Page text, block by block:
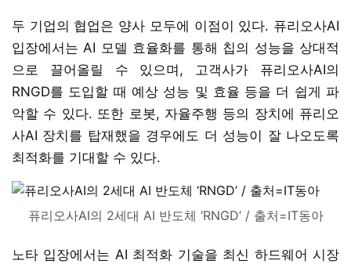
두 기업의 협업은 양사 모두에 이점이 있다. 퓨리오사AI
입장에서는 AI 모델 효율화를 통해 칩의 성능을 상대적
으로 끌어올릴 수 있으며, 고객사가 퓨리오사AI의
RNGD를 도입할 때 예상 성능 및 효율 등을 더 쉽게 파
악할 수 있다. 또한 로봇, 자율주행 등의 장치에 퓨리오
사AI 장치를 탑재했을 경우에도 더 성능이 잘 나오도록
최적화를 기대할 수 있다.
퓨리오사AI의 2세대 AI 반도체 ‘RNGD’ / 출처=IT동아
노타 입장에서는 AI 최적화 기술을 최신 하드웨어 시장